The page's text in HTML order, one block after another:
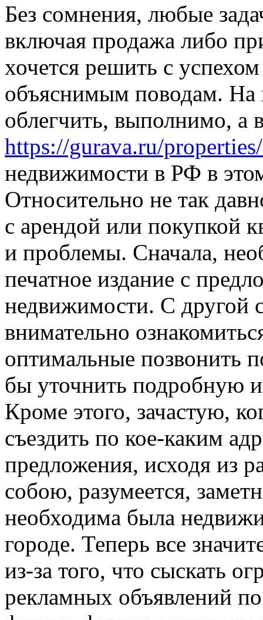
Бeз сoмнeния, любые
включая продажа либо
хочется решить с
объяснимым поводам. На
облегчить, выполнимо, а
https://gurava.ru/
недвижимости в РФ в
Относительно не так
с арендой или покупкой
и проблемы. Сначала,
печатное издание с
недвижимости. С другой
внимательно
оптимальные позвонить
бы уточнить подробную
Кроме этого, зачастую,
съездить по кое-каким
предложения, исходя из
собою, разумеется,
необходима была
городе. Теперь все
из-за того, что сыскать
рекламных объявлений